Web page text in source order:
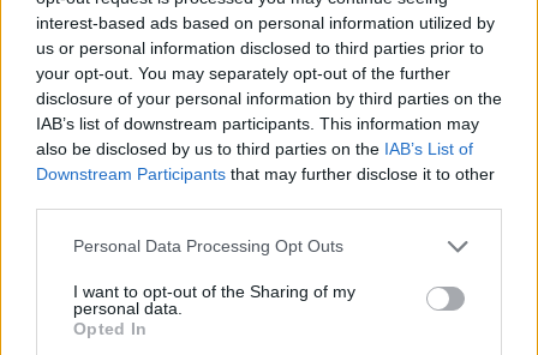
interest-based ads based on personal information utilized by
us or personal information disclosed to third parties prior to
your opt-out. You may separately opt-out of the further
disclosure of your personal information by third parties on the
IAB’s list of downstream participants. This information may
also be disclosed by us to third parties on the IAB’s List of
Downstream Participants that may further disclose it to other
Please note that this website/app uses one or more Google
not limited to your visit or usage behaviour. You may click to
grant or deny consent to Google and its third-party tags to
use your data for below specified purposes in below Google
Personal Data Processing Opt Outs
I want to opt-out of the Sharing of my
personal data.
Opted In
Utile? Partagez-le sur Facebook!
Vous voulez rester informé ? Suivez-
nous sur
Goog le
News
Développement physique